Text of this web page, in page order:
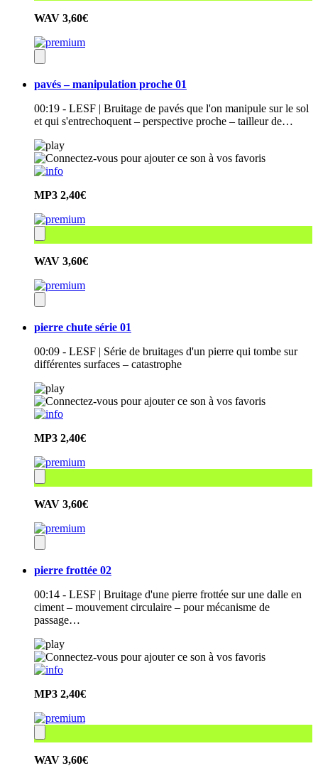
WAV 3,60€
pavés – manipulation proche 01
00:19 - LESF | Bruitage de pavés que l'on manipule sur le sol
et qui s'entrechoquent – perspective proche – tailleur de…
MP3 2,40€
WAV 3,60€
pierre chute série 01
00:09 - LESF | Série de bruitages d'un pierre qui tombe sur
différentes surfaces – catastrophe
MP3 2,40€
WAV 3,60€
pierre frottée 02
00:14 - LESF | Bruitage d'une pierre frottée sur une dalle en
ciment – mouvement circulaire – pour mécanisme de
passage…
MP3 2,40€
WAV 3,60€